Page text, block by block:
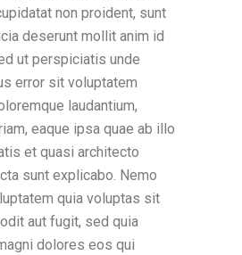
non proident, sunt
deserunt mollit anim id
ut perspiciatis unde
error sit voluptatem
laudantium,
eaque ipsa quae ab illo
et quasi architecto
sunt explicabo. Nemo
quia voluptas sit
aut fugit, sed quia
dolores eos qui